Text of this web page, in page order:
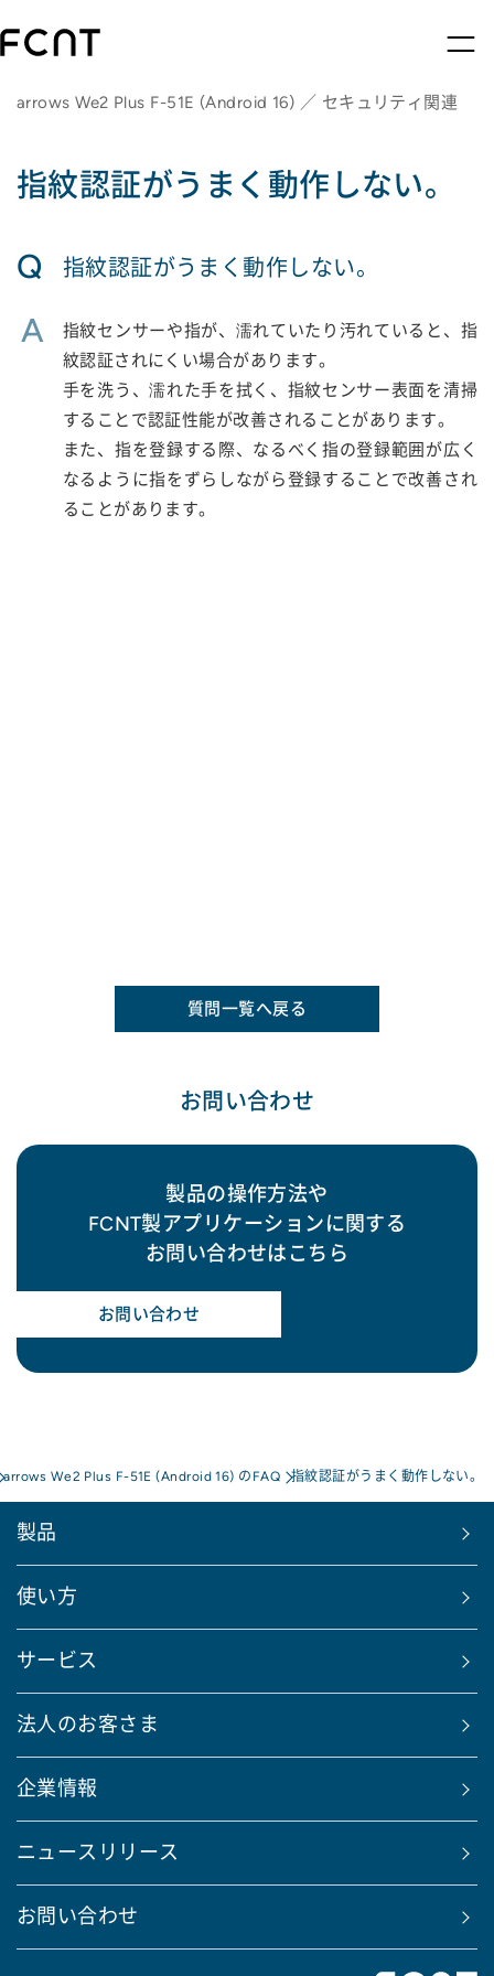
arrows We2 Plus F-51E (Android 16) ／ セキュリティ関連
指紋認証がうまく動作しない。
Q 指紋認証がうまく動作しない。
A
指紋センサーや指が、濡れていたり汚れていると、指
紋認証されにくい場合があります。
手を洗う、濡れた手を拭く、指紋センサー表面を清掃
することで認証性能が改善されることがあります。
また、指を登録する際、なるべく指の登録範囲が広く
なるように指をずらしながら登録することで改善され
ることがあります。
質問一覧へ戻る
お問い合わせ
製品の操作方法や
FCNT製アプリケーションに関する
お問い合わせはこちら
お問い合わせ
arrows We2 Plus F-51E (Android 16) のFAQ 指紋認証がうまく動作しない。
製品
使い方
サービス
法人のお客さま
企業情報
ニュースリリース
お問い合わせ